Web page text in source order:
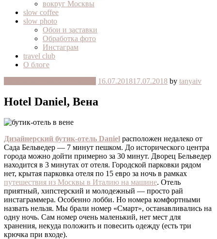
вокруг Москвы
slow coffee
slow photo
Обои и заставки
Обработка фото
Инстаграм
travel club
О блоге
16.07.201817.07.2018 by tanyaiv
Hotel Daniel, Вена
Дизайнерский бутик-отель Daniel расположен недалеко от
Сада Бельведер — 7 минут пешком. До исторического центра
города можно дойти примерно за 30 минут. Дворец Бельведер
находится в 3 минутах от отеля. Городской парковки рядом
нет, крытая парковка отеля по 15 евро за ночь в рамках
путешествия из Москвы в Италию на машине. Отель
приятный, хипстерский и молодежный — просто рай
инстаграммера. Особенно лобби. Но номера комфортными
назвать нельзя. Мы брали номер «Смарт», останавливались на
одну ночь. Сам номер очень маленький, нет мест для
хранения, некуда положить и повесить одежду (есть три
крючка при входе).